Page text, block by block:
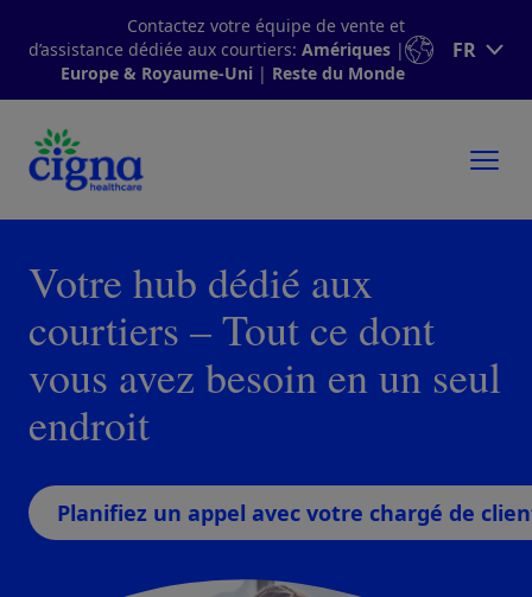
Contactez votre équipe de vente et
d’assistance dédiée aux courtiers: Amériques |
Europe & Royaume-Uni | Reste du Monde
FR
Votre hub dédié aux
courtiers – Tout ce dont
vous avez besoin en un seul
endroit
Planifiez un appel avec votre chargé de